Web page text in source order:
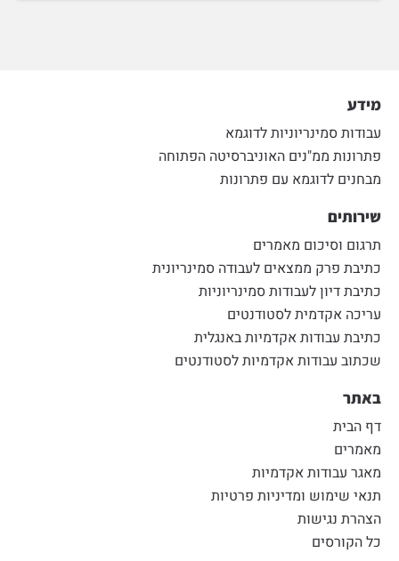
מידע
עבודות סמינריוניות לדוגמא
פתרונות ממ"נים האוניברסיטה הפתוחה
מבחנים לדוגמא עם פתרונות
שירותים
תרגום וסיכום מאמרים
כתיבת פרק ממצאים לעבודה סמינריונית
כתיבת דיון לעבודות סמינריוניות
עריכה אקדמית לסטודנטים
כתיבת עבודות אקדמיות באנגלית
שכתוב עבודות אקדמיות לסטודנטים
באתר
דף הבית
מאמרים
מאגר עבודות אקדמיות
תנאי שימוש ומדיניות פרטיות
הצהרת נגישות
כל הקורסים